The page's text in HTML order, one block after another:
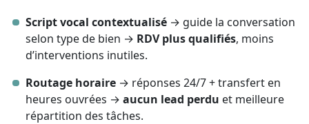
Script vocal contextualisé → guide la conversation
selon type de bien → RDV plus qualifiés, moins
d’interventions inutiles.
Routage horaire → réponses 24/7 + transfert en
heures ouvrées →aucun lead perdu et meilleure
répartition des tâches.